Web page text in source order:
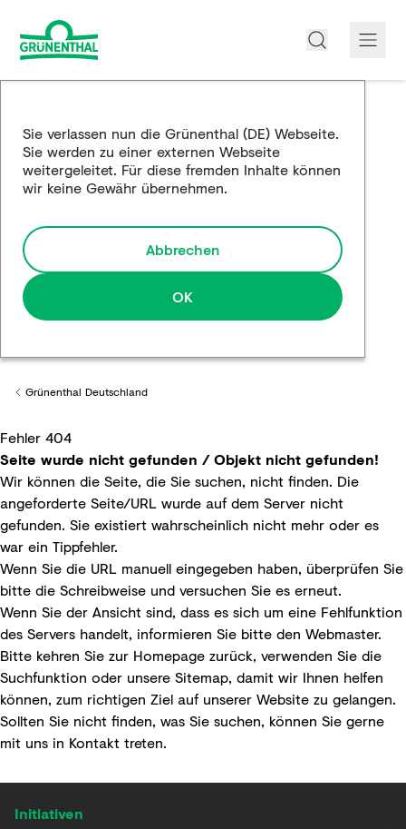
Produkte
Edukation
Forschung und Entwicklung
Partnerschaften
Sie verlassen nun die Grünenthal (DE) Webseite.
Sie werden zu einer externen Webseite
weitergeleitet. Für diese fremden Inhalte können
wir keine Gewähr übernehmen.
Abbrechen
OK
Back to
Grünenthal Deutschland
Fehler 404
Seite wurde nicht gefunden / Objekt nicht gefunden!
Wir können die Seite, die Sie suchen, nicht finden. Die
angeforderte Seite/URL wurde auf dem Server nicht
gefunden. Sie existiert wahrscheinlich nicht mehr oder es
war ein Tippfehler.
Wenn Sie die URL manuell eingegeben haben, überprüfen Sie
bitte die Schreibweise und versuchen Sie es erneut.
Wenn Sie der Ansicht sind, dass es sich um eine Fehlfunktion
des Servers handelt, informieren Sie bitte den Webmaster.
Bitte kehren Sie zur Homepage zurück, verwenden Sie die
Suchfunktion oder unsere Sitemap, damit wir Ihnen helfen
können, zum richtigen Ziel auf unserer Website zu gelangen.
Sollten Sie nicht finden, was Sie suchen, können Sie gerne
mit uns in Kontakt treten.
Initiativen